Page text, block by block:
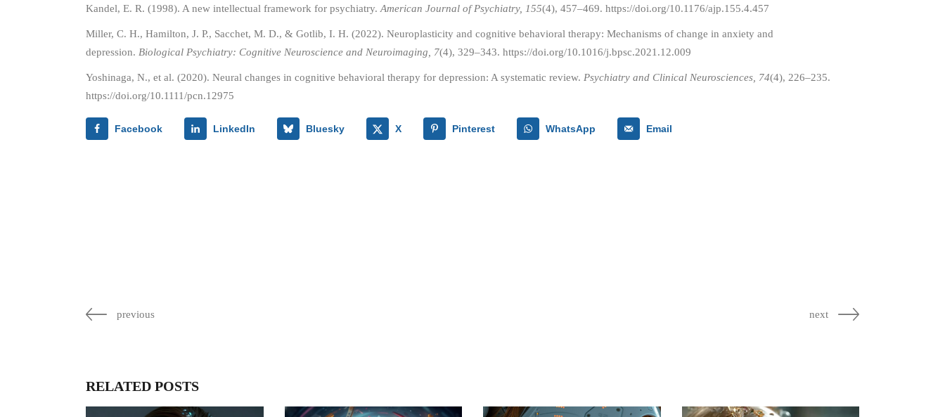
Kandel, E. R. (1998). A new intellectual framework for psychiatry. American Journal of Psychiatry, 155(4), 457–469. https://doi.org/10.1176/ajp.155.4.457
Miller, C. H., Hamilton, J. P., Sacchet, M. D., & Gotlib, I. H. (2022). Neuroplasticity and cognitive behavioral therapy: Mechanisms of change in anxiety and
depression. Biological Psychiatry: Cognitive Neuroscience and Neuroimaging, 7(4), 329–343. https://doi.org/10.1016/j.bpsc.2021.12.009
Yoshinaga, N., et al. (2020). Neural changes in cognitive behavioral therapy for depression: A systematic review. Psychiatry and Clinical Neurosciences, 74(4), 226–235.
https://doi.org/10.1111/pcn.12975
Facebook LinkedIn Bluesky X Pinterest WhatsApp Email
previous next
RELATED POSTS